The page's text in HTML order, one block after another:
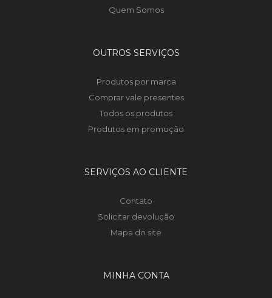
Quem Somos
OUTROS SERVIÇOS
Produtos por marca
Comprar vale presentes
Todos os produtos
Produtos em promoção
SERVIÇOS AO CLIENTE
Contato
Solicitar devolução
Mapa do site
MINHA CONTA